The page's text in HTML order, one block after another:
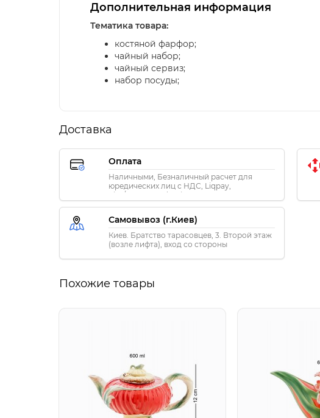
Дополнительная информация
Тематика товара:
костяной фарфор;
чайный набор;
чайный сервиз;
набор посуды;
Доставка
Оплата
Наличными, Безналичный расчет для
юредических лиц с НДС, Liqpay,
Visa/MasterCard, Privat24
Самовывоз (г.Киев)
Киев. Братство тарасовцев, 3. Второй этаж
(возле лифта), вход со стороны
Похожие товары